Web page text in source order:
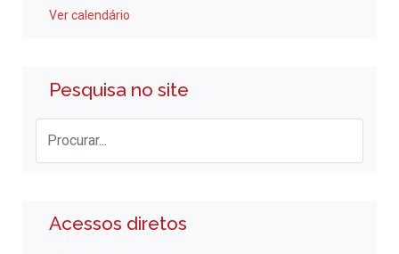
Ver calendário
Pesquisa no site
Acessos diretos